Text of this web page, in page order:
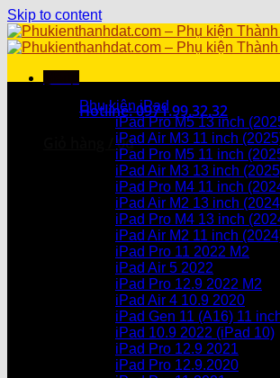
Skip to content
Hotline: 0971.99.32.32
Giỏ hàng /0₫
Chưa có sản phẩm trong giỏ
Chưa có sản phẩm trong giỏ hàng.
Danh mục sản phẩm
Phụ kiện iPad
iPad Pro M5 13 inch
iPad Air M3 11 inch
iPad Pro M5 11 inch
iPad Air M3 13 inch
iPad Pro M4 11 inch
iPad Air M2 13 inch
iPad Pro M4 13 inch
iPad Air M2 11 inch
iPad Pro 11 2022 M2
iPad Air 5 2022
iPad Pro 12.9 2022 M2
iPad Air 4 10.9 2020
iPad Gen 11 (A16) 11
iPad 10.9 2022 (iPad 10)
iPad Pro 12.9 2021
iPad Pro 12.9.2020